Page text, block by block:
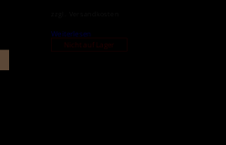
Weiterlesen
Nicht auf Lager